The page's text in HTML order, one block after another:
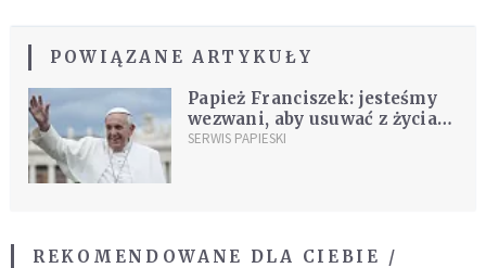
POWIĄZANE ARTYKUŁY
Papież Franciszek: jesteśmy
wezwani, aby usuwać z życia
to, co pozbawia ludzi skarbu
SERWIS PAPIESKI
REKOMENDOWANE DLA CIEBIE /